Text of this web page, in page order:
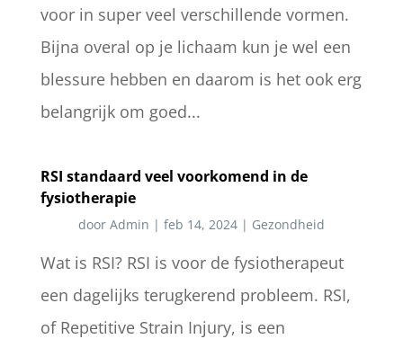
voor in super veel verschillende vormen.
Bijna overal op je lichaam kun je wel een
blessure hebben en daarom is het ook erg
belangrijk om goed...
RSI standaard veel voorkomend in de
fysiotherapie
door Admin | feb 14, 2024| Gezondheid
Wat is RSI? RSI is voor de fysiotherapeut
een dagelijks terugkerend probleem. RSI,
of Repetitive Strain Injury, is een